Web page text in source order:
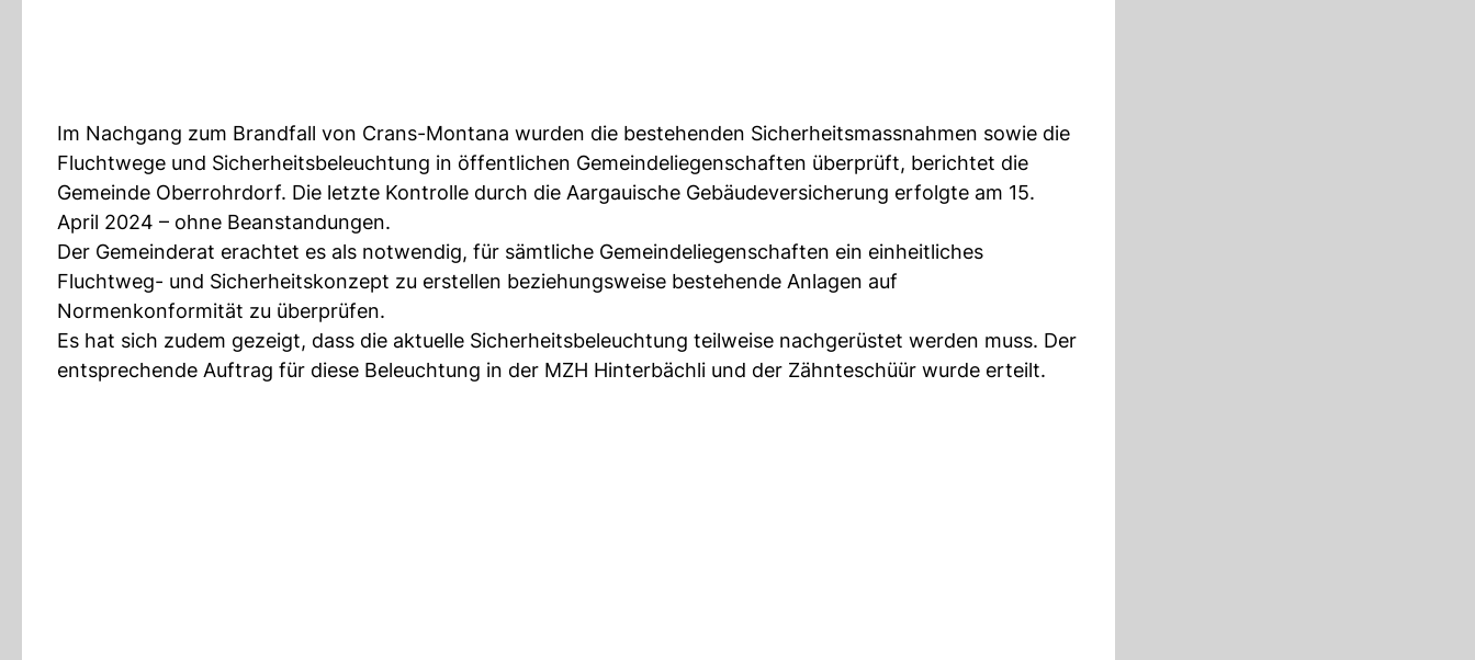
Im Nachgang zum Brandfall von Crans-Montana wurden die bestehenden Sicherheitsmassnahmen sowie die
Fluchtwege und Sicherheitsbeleuchtung in öffentlichen Gemeindeliegenschaften überprüft, berichtet die
Gemeinde Oberrohrdorf. Die letzte Kontrolle durch die Aargauische Gebäudeversicherung erfolgte am 15.
April 2024 – ohne Beanstandungen.
Der Gemeinderat erachtet es als notwendig, für sämtliche Gemeindeliegenschaften ein einheitliches
Fluchtweg- und Sicherheitskonzept zu erstellen beziehungsweise bestehende Anlagen auf
Normenkonformität zu überprüfen.
Es hat sich zudem gezeigt, dass die aktuelle Sicherheitsbeleuchtung teilweise nachgerüstet werden muss. Der
entsprechende Auftrag für diese Beleuchtung in der MZH Hinterbächli und der Zähnteschüür wurde erteilt.